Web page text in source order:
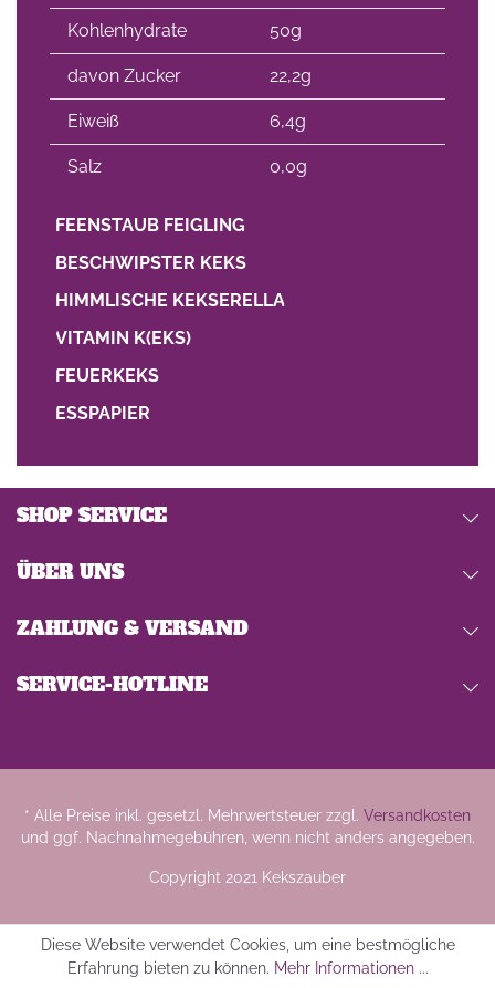
Kohlenhydrate 50g
davon Zucker 22,2g
Eiweiß 6,4g
Salz 0,0g
FEENSTAUB FEIGLING
BESCHWIPSTER KEKS
HIMMLISCHE KEKSERELLA
VITAMIN K(EKS)
FEUERKEKS
ESSPAPIER
SERVICE-HOTLINE
SHOP SERVICE
ÜBER UNS
ZAHLUNG & VERSAND
* Alle Preise inkl. gesetzl. Mehrwertsteuer zzgl. Versandkosten
und ggf. Nachnahmegebühren, wenn nicht anders angegeben.
Copyright 2021 Kekszauber
Diese Website verwendet Cookies, um eine bestmögliche
Erfahrung bieten zu können. Mehr Informationen ...